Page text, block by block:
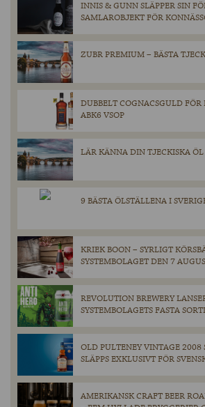
INNIS & GUNN SLÄPPER SIN
SAMLAROBJEKT FÖR
ZUBR PREMIUM – BÄSTA
DUBBELT COGNACSGULD FÖR
ABK6 VSOP
LÄR KÄNNA DIN TJECKISKA ÖL
9 BÄSTA ÖLSTÄLLENA I
KRIEK BOON – SYRLIGT
SYSTEMBOLAGET DEN 7
REVOLUTION BREWERY
SYSTEMBOLAGETS FASTA
OLD PULTENEY VINTAGE 2008
SLÄPPS EXKLUSIVT FÖR
AMERIKANSK CRAFT BEER